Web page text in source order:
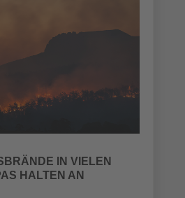
IN VIELEN
HALTEN AN